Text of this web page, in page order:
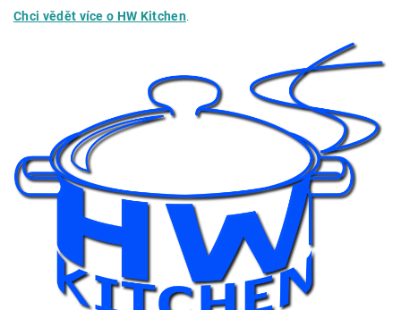
Chci vědět více o HW Kitchen.